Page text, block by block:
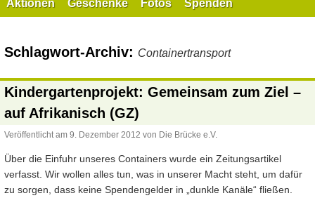
Aktionen Geschenke Fotos Spenden
Schlagwort-Archiv: Containertransport
Kindergartenprojekt: Gemeinsam zum Ziel –
auf Afrikanisch (GZ)
Veröffentlicht am 9. Dezember 2012 von Die Brücke e.V.
Über die Einfuhr unseres Containers wurde ein Zeitungsartikel
verfasst. Wir wollen alles tun, was in unserer Macht steht, um dafür
zu sorgen, dass keine Spendengelder in „dunkle Kanäle“ fließen.